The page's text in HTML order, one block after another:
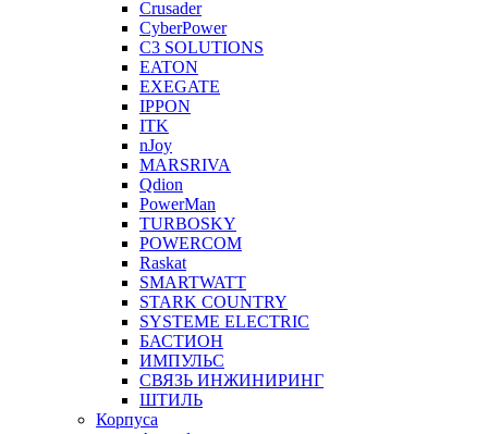
Crusader
CyberPower
C3 SOLUTIONS
EATON
EXEGATE
IPPON
ITK
nJoy
MARSRIVA
Qdion
PowerMan
TURBOSKY
POWERCOM
Raskat
SMARTWATT
STARK COUNTRY
SYSTEME ELECTRIC
БАСТИОН
ИМПУЛЬС
СВЯЗЬ ИНЖИНИРИНГ
ШТИЛЬ
Корпуса